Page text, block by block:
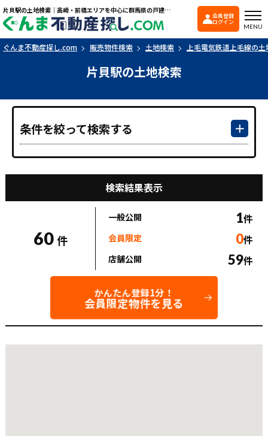
片貝駅の土地検索｜高崎・前橋エリアを中心に群馬県の戸建て・マンションを探すなら「ぐんま不動産探し.com」
ぐんま不動産探し
会員登録
ログイン
MENU
ぐんま不動産探し.com 販売物件検索 土地検索 上毛電気鉄道上毛線の
片貝駅の土地検索
条件を絞って検索する
検索結果表示
60 件
一般公開 1件
会員限定 0件
店舗公開 59件
かんたん登録1分！
会員限定物件を見る